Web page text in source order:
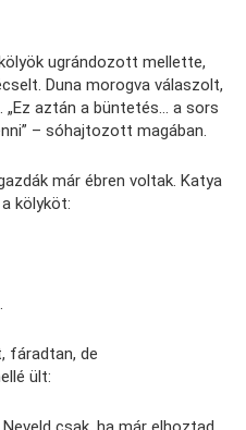
ugrándozott mellette,
Duna morogva válaszolt,
aztán a büntetés… a sors
– sóhajtozott magában.
már ébren voltak. Katya
kölyköt:
fáradtan, de
ült: